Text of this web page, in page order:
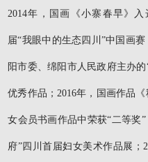
2014年，国画《小寨春早》
届“我眼中的生态四川”中国画
阳市委、绵阳市人民政府主办
优秀作品；2016年，国画作品
女会员书画作品中荣获“二等奖”
府”四川首届妇女美术作品展；